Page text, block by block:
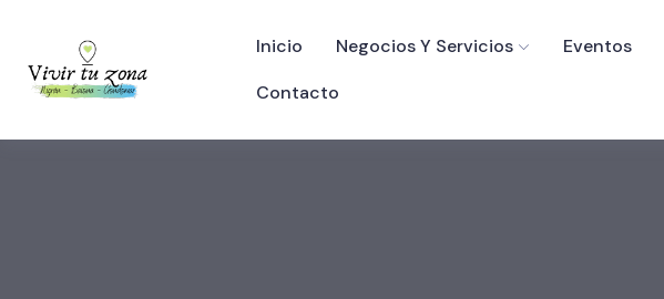
Inicio Negocios Y Servicios Eventos
Contacto